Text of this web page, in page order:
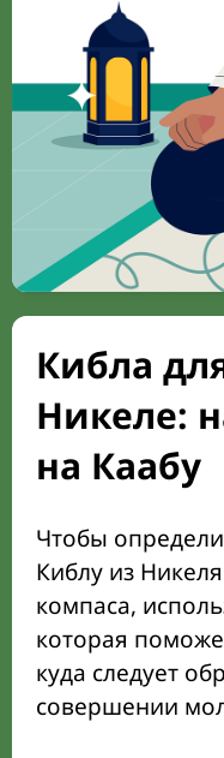
Кибла
Никеле:
на Каабу
Чтобы
Киблу из
компаса,
которая
куда следует
совершении